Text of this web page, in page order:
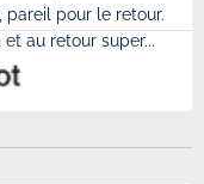
pour le retour.
au retour super...